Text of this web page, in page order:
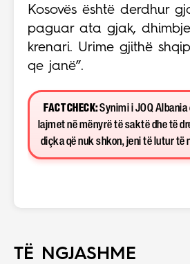
Kosovës është derdhur
paguar ata gjak, dhimbje
krenari. Urime gjithë
qe janë”.
FACT CHECK:Synimi i JOQ Albania
lajmet në mënyrë të saktë dhe të
diçka që nuk shkon, jeni të lutur të
TË NGJASHME